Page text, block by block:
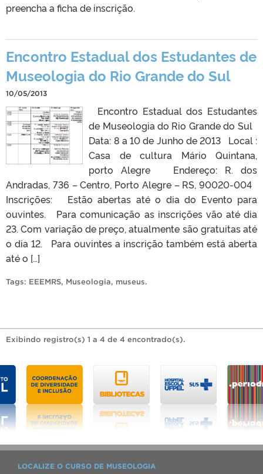
preencha a ficha de inscrição.
Encontro Estadual dos Estudantes de
Museologia do Rio Grande do Sul
10/05/2013
Encontro Estadual dos Estudantes
de Museologia do Rio Grande do Sul
Data: 8 a 10 de Junho de 2013 Local :
Casa de cultura Mário Quintana,
porto Alegre Endereço: R. dos
Andradas, 736 – Centro, Porto Alegre – RS, 90020-004
Inscrições: Estão abertas até o dia do Evento para
ouvintes. Para comunicação as inscrições vão até dia
23. Com variação de preço, atualmente são gratuitas até
o dia 12. Para ouvintes a inscrição também está aberta
até o […]
Tags: EEEMRS, Museologia, museus.
Exibindo registro(s) 1 a 4 de 4 encontrado(s).
LOCALIZE O CURSO DE MUSEOLOGIA